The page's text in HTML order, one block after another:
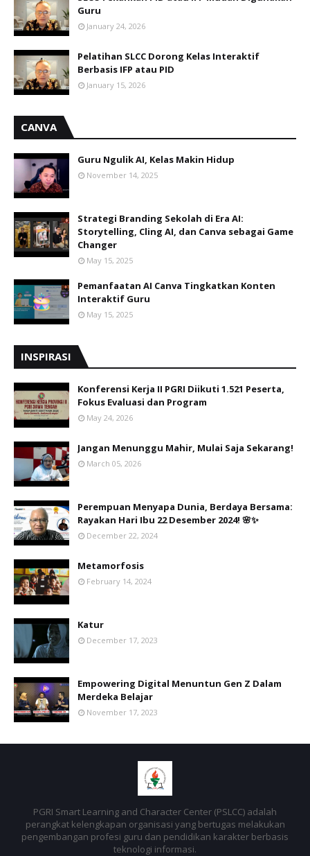
Guru
January 24, 2026
Pelatihan SLCC Dorong Kelas Interaktif
Berbasis IFP atau PID
January 15, 2026
CANVA
Guru Ngulik AI, Kelas Makin Hidup
November 14, 2025
Strategi Branding Sekolah di Era AI:
Storytelling, Cling AI, dan Canva sebagai Game
Changer
May 15, 2025
Pemanfaatan AI Canva Tingkatkan Konten
Interaktif Guru
May 15, 2025
INSPIRASI
Konferensi Kerja II PGRI Diikuti 1.521 Peserta,
Fokus Evaluasi dan Program
May 24, 2026
Jangan Menunggu Mahir, Mulai Saja Sekarang!
March 05, 2026
Perempuan Menyapa Dunia, Berdaya Bersama:
Rayakan Hari Ibu 22 Desember 2024! 🌸✨
December 22, 2024
Metamorfosis
February 14, 2024
Katur
December 17, 2023
Empowering Digital Menuntun Gen Z Dalam
Merdeka Belajar
November 17, 2023
PGRI Smart Learning and Character Center (PSLCC) adalah
perangkat kelengkapan organisasi yang bertugas melakukan
pengembangan profesi guru dan pendidikan karakter berbasis
teknologi informasi.